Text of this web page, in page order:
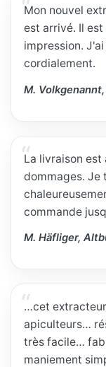
Mon nouvel
est arrivé. Il
impression.
cordialement.
M.
La livraison est
dommages. Je
commande
M. Häfliger,
…cet
apiculteurs…
très facile…
maniement